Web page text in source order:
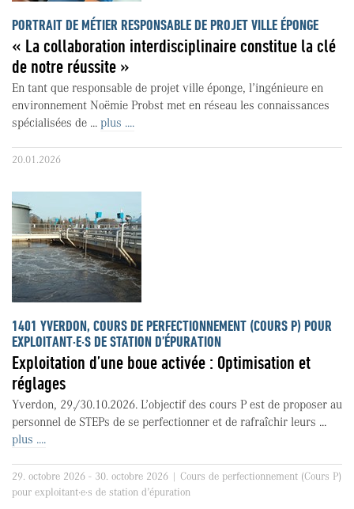
PORTRAIT DE MÉTIER RESPONSABLE DE PROJET VILLE ÉPONGE
« La collaboration interdisciplinaire constitue la clé
de notre réussite »
En tant que responsable de projet ville éponge, l’ingénieure en
environnement Noëmie Probst met en réseau les connaissances
spécialisées de ... plus ....
20.01.2026
1401 YVERDON, COURS DE PERFECTIONNEMENT (COURS P) POUR
EXPLOITANT·E·S DE STATION D’ÉPURATION
Exploitation d’une boue activée : Optimisation et
réglages
Yverdon, 29./30.10.2026. L’objectif des cours P est de proposer au
personnel de STEPs de se perfectionner et de rafraîchir leurs ...
plus ....
29. octobre 2026 - 30. octobre 2026 | Cours de perfectionnement (Cours P)
pour exploitant·e·s de station d’épuration